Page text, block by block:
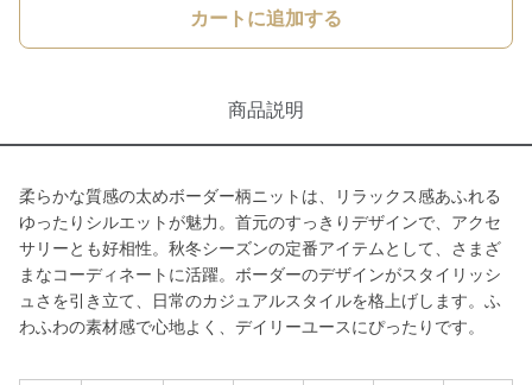
カートに追加する
商品説明
柔らかな質感の太めボーダー柄ニットは、リラックス感あふれる
ゆったりシルエットが魅力。首元のすっきりデザインで、アクセ
サリーとも好相性。秋冬シーズンの定番アイテムとして、さまざ
まなコーディネートに活躍。ボーダーのデザインがスタイリッシ
ュさを引き立て、日常のカジュアルスタイルを格上げします。ふ
わふわの素材感で心地よく、デイリーユースにぴったりです。